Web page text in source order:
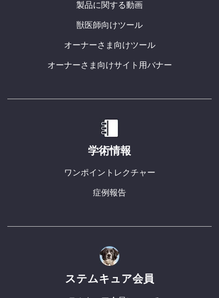
製品に関する動画
獣医師向けツール
オーナーさま向けツール
オーナーさま向けサイト用バナー
学術情報
ワンポイントレクチャー
症例報告
ステムキュア会員